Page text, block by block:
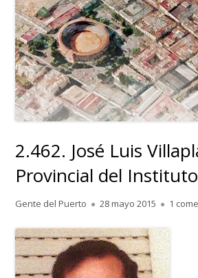
2.462. José Luis
Provincial del
Autor
Gente del Puerto
Publicado
28 mayo 2015 1